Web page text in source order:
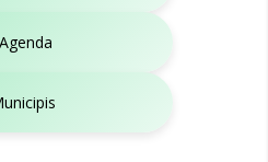
Agenda